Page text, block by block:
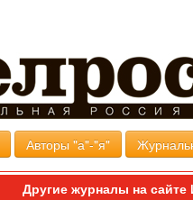
Авторы "а"-"я"
Другие журналы на